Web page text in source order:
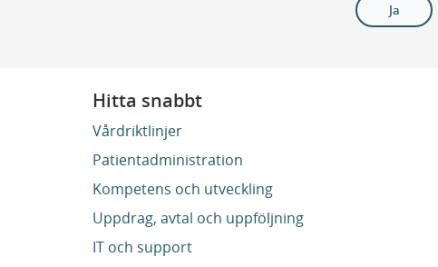
Ja
Hitta snabbt
Vårdriktlinjer
Patientadministration
Kompetens och utveckling
Uppdrag, avtal och uppföljning
IT och support